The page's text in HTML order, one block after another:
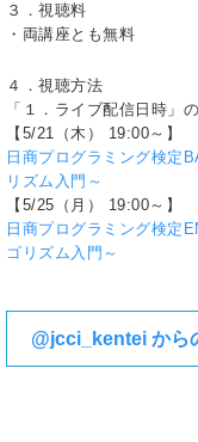
３．視聴料
・両講座とも無料
４．視聴方法
「１．ライブ配信日時」
【5/21（木） 19:00～】
日商プログラミング検定
リズム入門～
【5/25（月） 19:00～】
日商プログラミング検定
ゴリズム入門～
@jcci_kentei から